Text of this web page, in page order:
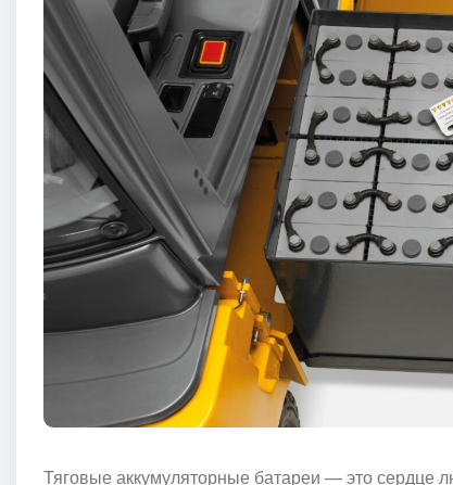
Тяговые аккумуляторные батареи — это сердце